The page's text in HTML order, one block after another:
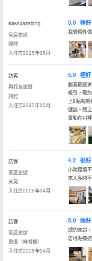
Kakajiazetong
家庭旅遊
歸隱
入住於2025年05月
5.0 極好
我覺得性
訪客
與好友旅遊
詩雅
入住於2025年05月
5.0 極好
超喜歡這
吸引，簡
上6點就
健談。總
電動在村
訪客
家庭旅遊
未見
入住於2025年04月
4.2 很好
小院環境
末人多時
訪客
家庭旅遊
逍遙（麻將機）
入住於2025年04月
5.0 極好
總的來説
店可點餐